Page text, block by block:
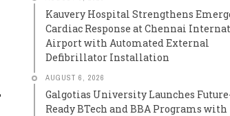
Kauvery Hospital Strengthens
Cardiac Response at Chennai
Airport with Automated External
Defibrillator Installation
AUGUST 6, 2026
Galgotias University Launches
Ready BTech and BBA Programs with